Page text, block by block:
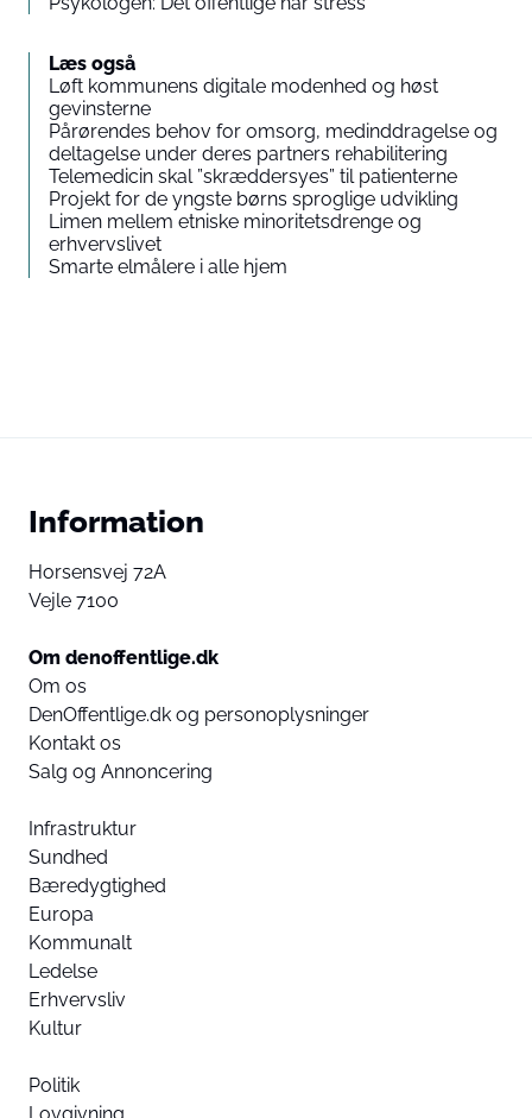
Læs også
Løft kommunens digitale modenhed og høst
gevinsterne
Pårørendes behov for omsorg, medinddragelse og
deltagelse under deres partners rehabilitering
Telemedicin skal ”skræddersyes” til patienterne
Projekt for de yngste børns sproglige udvikling
Limen mellem etniske minoritetsdrenge og
erhvervslivet
Smarte elmålere i alle hjem
Information
Horsensvej 72A
Vejle 7100
Om denoffentlige.dk
Om os
DenOffentlige.dk og personoplysninger
Kontakt os
Salg og Annoncering
Infrastruktur
Sundhed
Bæredygtighed
Europa
Kommunalt
Ledelse
Erhvervsliv
Kultur
Politik